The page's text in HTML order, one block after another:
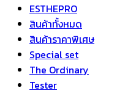
ESTHEPRO
สินค้าทั้งหมด
สินค้าราคาพิเศษ
Special set
The Ordinary
Tester